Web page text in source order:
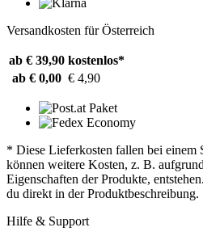
Versandkosten für Österreich
ab € 39,90 kostenlos*
ab € 0,00 € 4,90
* Diese Lieferkosten fallen bei einem
können weitere Kosten, z. B.
Eigenschaften der Produkte,
du direkt in der Produktbeschreibung.
Hilfe & Support